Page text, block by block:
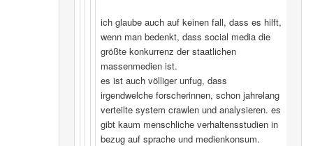
ich glaube auch auf keinen fall, dass es hilft,
wenn man bedenkt, dass social media die
größte konkurrenz der staatlichen
massenmedien ist.
es ist auch völliger unfug, dass
irgendwelche forscherinnen, schon jahrelang
verteilte system crawlen und analysieren. es
gibt kaum menschliche verhaltensstudien in
bezug auf sprache und medienkonsum.